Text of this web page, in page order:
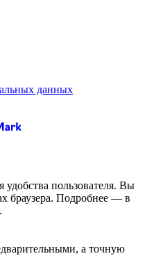
данных
пользователя. Вы
браузера. Подробнее — в
.
а точную